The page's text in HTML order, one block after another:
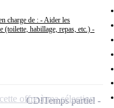
charge de : - Aider les
(toilette, habillage, repas, etc.) -
CDITemps partiel
offre à ma sélection